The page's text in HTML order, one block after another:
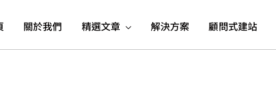
關於我們 精選文章 解決方案 顧問式建站